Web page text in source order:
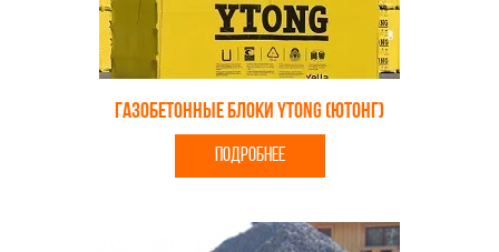
Газобетонные блоки YTONG (Ютонг)
ПОДРОБНЕЕ